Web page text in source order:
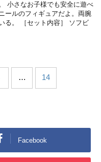
小さなお子様でも安全に遊べ
ールのフィギュアだよ。両腕
る。 ［セット内容］ ソフビ
… 14
Facebook